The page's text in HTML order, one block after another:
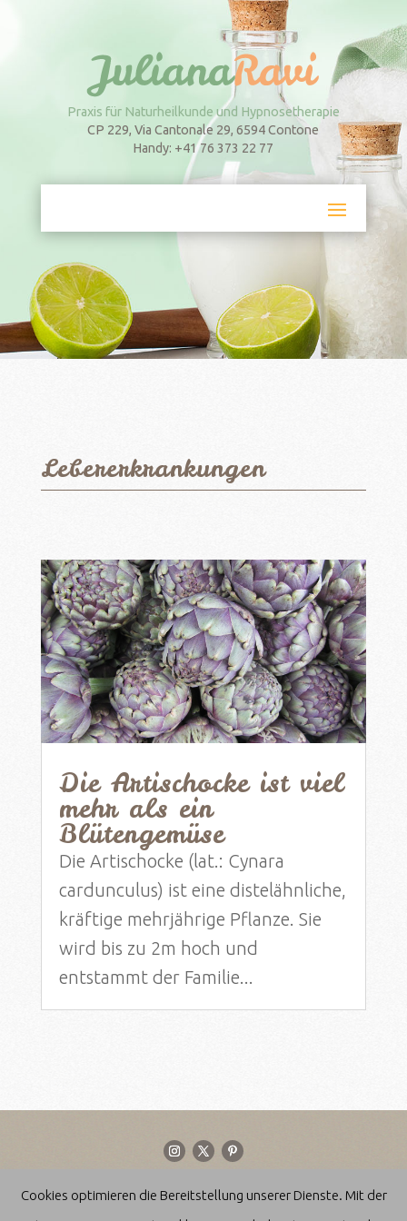
Praxis für Naturheilkunde und Hypnosetherapie
CP 229, Via Cantonale 29, 6594 Contone
Handy: +41 76 373 22 77
Lebererkrankungen
Die Artischocke ist viel
mehr als ein
Blütengemüse
Die Artischocke (lat.: Cynara
cardunculus) ist eine distelähnliche,
kräftige mehrjährige Pflanze. Sie
wird bis zu 2m hoch und
entstammt der Familie...
Cookies optimieren die Bereitstellung unserer Dienste. Mit der